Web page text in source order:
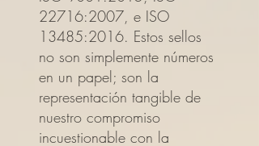
22716:2007, e ISO
13485:2016. Estos sellos
no son simplemente números
en un papel; son la
representación tangible de
nuestro compromiso
incuestionable con la